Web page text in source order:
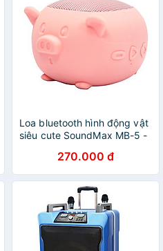
Loa bluetooth hình động vật
siêu cute SoundMax MB-5 -
270.000 đ